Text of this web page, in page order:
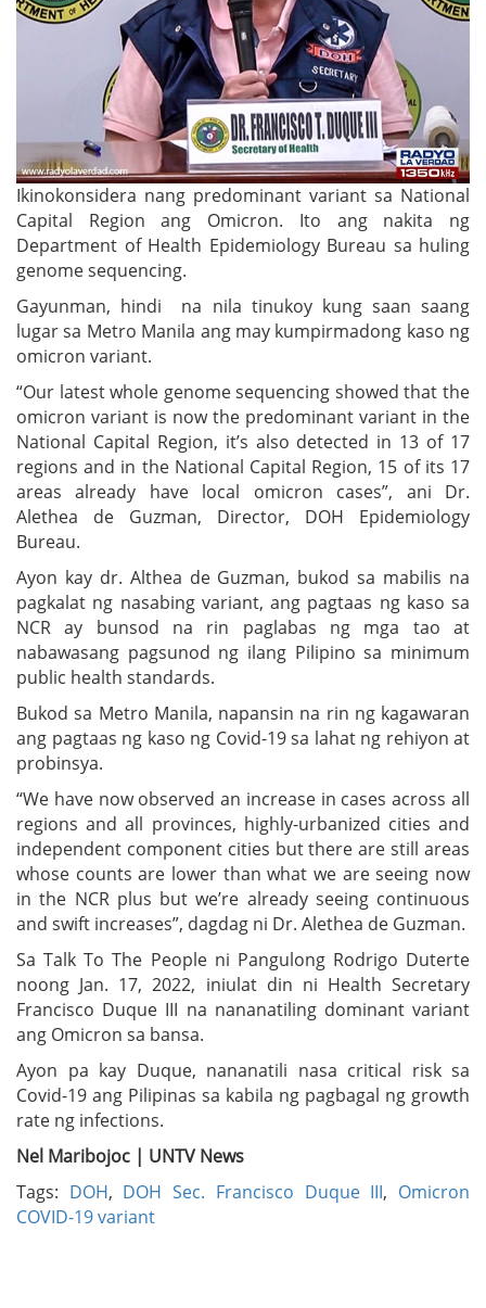
Ikinokonsidera nang predominant variant sa National
Capital Region ang Omicron. Ito ang nakita ng
Department of Health Epidemiology Bureau sa huling
genome sequencing.
Gayunman, hindi na nila tinukoy kung saan saang
lugar sa Metro Manila ang may kumpirmadong kaso ng
omicron variant.
“Our latest whole genome sequencing showed that the
omicron variant is now the predominant variant in the
National Capital Region, it’s also detected in 13 of 17
regions and in the National Capital Region, 15 of its 17
areas already have local omicron cases”, ani Dr.
Alethea de Guzman, Director, DOH Epidemiology
Bureau.
Ayon kay dr. Althea de Guzman, bukod sa mabilis na
pagkalat ng nasabing variant, ang pagtaas ng kaso sa
NCR ay bunsod na rin paglabas ng mga tao at
nabawasang pagsunod ng ilang Pilipino sa minimum
public health standards.
Bukod sa Metro Manila, napansin na rin ng kagawaran
ang pagtaas ng kaso ng Covid-19 sa lahat ng rehiyon at
probinsya.
“We have now observed an increase in cases across all
regions and all provinces, highly-urbanized cities and
independent component cities but there are still areas
whose counts are lower than what we are seeing now
in the NCR plus but we’re already seeing continuous
and swift increases”, dagdag ni Dr. Alethea de Guzman.
Sa Talk To The People ni Pangulong Rodrigo Duterte
noong Jan. 17, 2022, iniulat din ni Health Secretary
Francisco Duque III na nananatiling dominant variant
ang Omicron sa bansa.
Ayon pa kay Duque, nananatili nasa critical risk sa
Covid-19 ang Pilipinas sa kabila ng pagbagal ng growth
rate ng infections.
Nel Maribojoc | UNTV News
Tags: DOH, DOH Sec. Francisco Duque III, Omicron
COVID-19 variant